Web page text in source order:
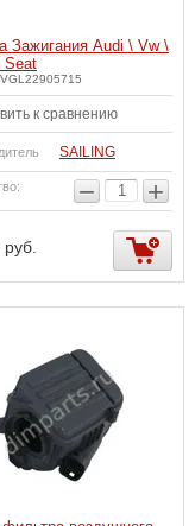
Зажигания Audi \ Vw \
Seat
VGL22905715
к сравнению
SAILING
− +
руб.